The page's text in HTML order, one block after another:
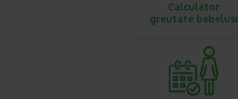
Calculator
greutate bebelusi